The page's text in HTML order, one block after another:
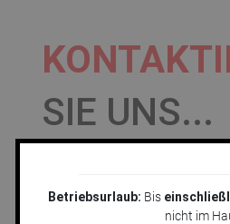
SIE UNS...
Um einen Termin zu
Betriebsurlaub: Bis
nicht im